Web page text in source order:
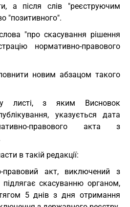
а після слів "реєструючим
"позитивного".
"про скасування рішення
нормативно-правового
новим абзацом такого
листі, з яким Висновок
указується дата
правового акта з
в такій редакції:
правовий акт, виключений з
скасуванню органом,
5 днів з дня отримання